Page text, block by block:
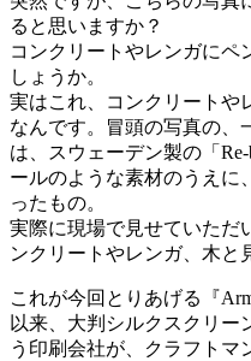
ると思いますか？
コンクリートやレンガにペ
しょうか。
実はこれ、コンクリートや
なんです。冒頭の写真の、
は、スウェーデン製の「
ールのような素材のうえに
ったもの。
実際に現場で見せていただ
ンクリートやレンガ、木と
これが今回とりあげる『
以来、大判シルクスクリー
う印刷会社が、クラフトマ